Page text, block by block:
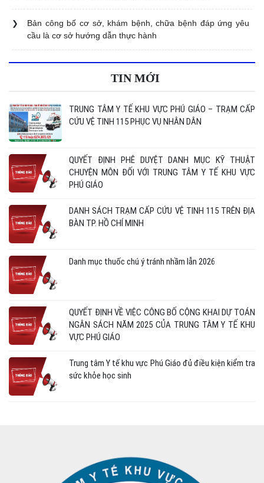
Bản công bố cơ sở, khám bệnh, chữa bệnh đáp ứng yêu
cầu là cơ sở hướng dẫn thực hành
TIN MỚI
DANH MỤC GIÁ THUỐC CỦA TRUNG TÂM Y TẾ KHU
VỰC PHÚ GIÁO NĂM 2025-2026
TẾ KHU VỰC PHÚ GIÁO NĂM 2025-2026
TRUNG TÂM Y TẾ KHU VỰC PHÚ GIÁO – TRẠM CẤP
CỨU VỆ TINH 115 PHỤC VỤ NHÂN DÂN
QUYẾT ĐỊNH PHÊ DUYỆT DANH MỤC KỸ THUẬT
CHUYỆN MÔN ĐỐI VỚI TRUNG TÂM Y TẾ KHU VỰC
PHÚ GIÁO
DANH SÁCH TRẠM CẤP CỨU VỆ TINH 115 TRÊN ĐỊA
BÀN TP. HỒ CHÍ MINH
Danh mục thuốc chú ý tránh nhầm lẫn 2026
QUYẾT ĐỊNH VỀ VIỆC CÔNG BỐ CỘNG KHAI DỰ TOÁN
NGÂN SÁCH NĂM 2025 CỦA TRUNG TÂM Y TẾ KHU
VỰC PHÚ GIÁO
Trung tâm Y tế khu vực Phú Giáo đủ điều kiện kiểm tra
sức khỏe học sinh
Hướng dẫn thay Avatar hưởng ứng ngày an toàn người
bệnh thế giới